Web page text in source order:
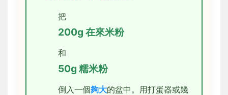
把
200g 在來米粉
和
50g 糯米粉
倒入一個夠大的盆中。用打蛋器或幾